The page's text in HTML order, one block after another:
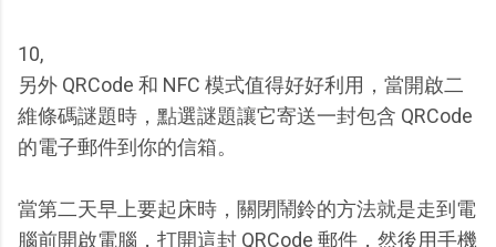
10,
另外 QRCode 和 NFC 模式值得好好利用，當開啟二
維條碼謎題時，點選謎題讓它寄送一封包含 QRCode
的電子郵件到你的信箱。
當第二天早上要起床時，關閉鬧鈴的方法就是走到電
腦前開啟電腦，打開這封 QRCode 郵件，然後用手機